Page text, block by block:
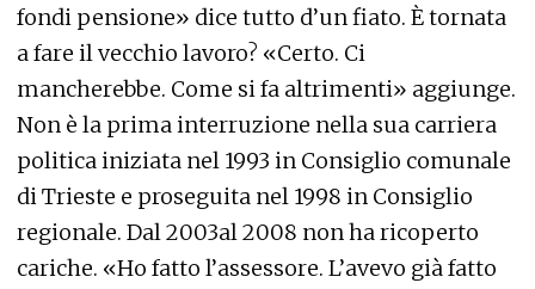
fondi pensione» dice tutto d’un fiato. È tornata
a fare il vecchio lavoro? «Certo. Ci
mancherebbe. Come si fa altrimenti» aggiunge.
Non è la prima interruzione nella sua carriera
politica iniziata nel 1993 in Consiglio comunale
di Trieste e proseguita nel 1998 in Consiglio
regionale. Dal 2003al 2008 non ha ricoperto
cariche. «Ho fatto l’assessore. L’avevo già fatto